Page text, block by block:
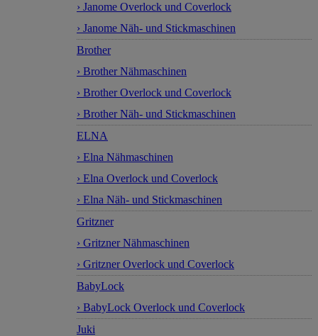
› Janome Overlock und Coverlock
› Janome Näh- und Stickmaschinen
Brother
› Brother Nähmaschinen
› Brother Overlock und Coverlock
› Brother Näh- und Stickmaschinen
ELNA
› Elna Nähmaschinen
› Elna Overlock und Coverlock
› Elna Näh- und Stickmaschinen
Gritzner
› Gritzner Nähmaschinen
› Gritzner Overlock und Coverlock
BabyLock
› BabyLock Overlock und Coverlock
Juki